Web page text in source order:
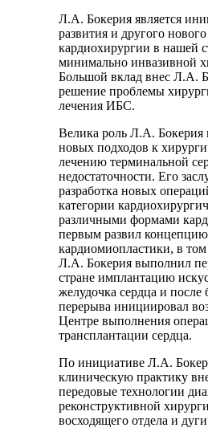
Л.А. Бокерия является
развития и другого нового
кардиохирургии в нашей
минимально инвазивной
Большой вклад внес Л.А.
решение проблемы
лечения ИБС.
Велика роль Л.А. Бокерия
новых подходов к
лечению терминальной
недостаточности. Его
разработка новых
категории
различными формами
первым развил
кардиомиопластики, в том
Л.А. Бокерия выполнил
стране имплантацию
желудочка сердца и после
перерыва инициировал
Центре выполнения
трансплантации сердца.
По инициативе Л.А.
клиническую практику
передовые технологии
реконструктивной
восходящего отдела и